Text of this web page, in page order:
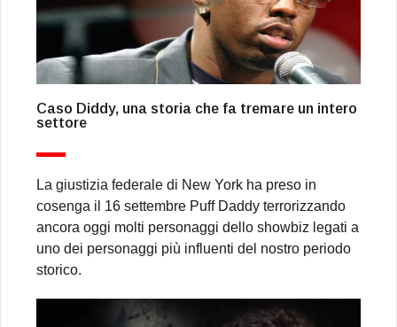
Caso Diddy, una storia che fa tremare un intero
settore
La giustizia federale di New York ha preso in
cosenga il 16 settembre Puff Daddy terrorizzando
ancora oggi molti personaggi dello showbiz legati a
uno dei personaggi più influenti del nostro periodo
storico.